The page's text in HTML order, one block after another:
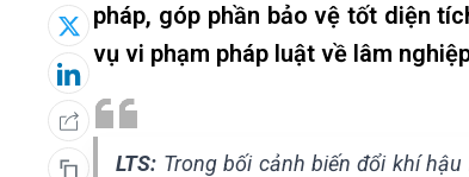
pháp, góp phần bảo vệ tốt diện
vụ vi phạm pháp luật về lâm
LTS: Trong bối cảnh biến đổi khí